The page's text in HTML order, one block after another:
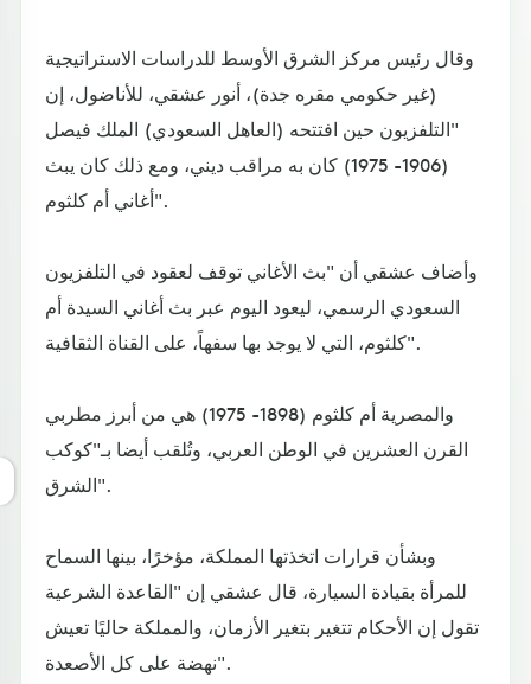
وقال رئيس مركز الشرق الأوسط للدراسات الاستراتيجية
(غير حكومي مقره جدة)، أنور عشقي، للأناضول، إن
"التلفزيون حين افتتحه (العاهل السعودي) الملك فيصل
(1906- 1975) كان به مراقب ديني، ومع ذلك كان يبث
أغاني أم كلثوم".
وأضاف عشقي أن "بث الأغاني توقف لعقود في التلفزيون
السعودي الرسمي، ليعود اليوم عبر بث أغاني السيدة أم
كلثوم، التي لا يوجد بها سفهاً، على القناة الثقافية".
والمصرية أم كلثوم (1898- 1975) هي من أبرز مطربي
القرن العشرين في الوطن العربي، وتُلقب أيضا بـ"كوكب
الشرق".
وبشأن قرارات اتخذتها المملكة، مؤخرًا، بينها السماح
للمرأة بقيادة السيارة، قال عشقي إن "القاعدة الشرعية
تقول إن الأحكام تتغير بتغير الأزمان، والمملكة حاليًا تعيش
نهضة على كل الأصعدة".